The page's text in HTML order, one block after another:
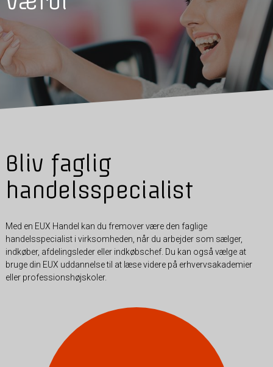
Bliv faglig
handelsspecialist
Med en EUX Handel kan du fremover være den faglige
handelsspecialist i virksomheden, når du arbejder som sælger,
indkøber, afdelingsleder eller indkøbschef. Du kan også vælge at
bruge din EUX uddannelse til at læse videre på erhvervsakademier
eller professionshøjskoler.